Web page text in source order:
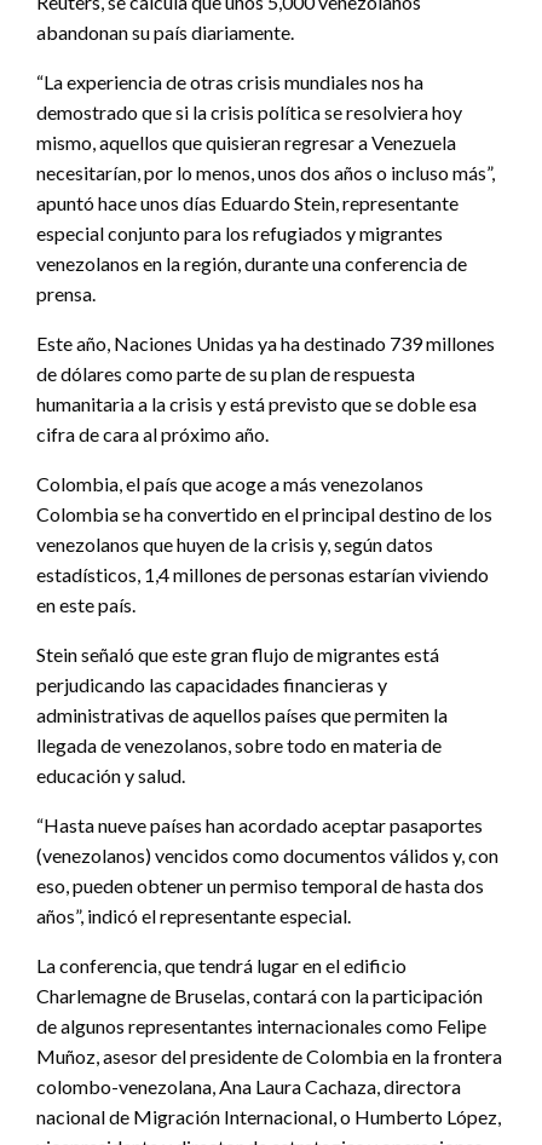
abandonan su país diariamente.
“La experiencia de otras crisis mundiales nos ha
demostrado que si la crisis política se resolviera hoy
mismo, aquellos que quisieran regresar a Venezuela
necesitarían, por lo menos, unos dos años o incluso más”,
apuntó hace unos días Eduardo Stein, representante
especial conjunto para los refugiados y migrantes
venezolanos en la región, durante una conferencia de
prensa.
Este año, Naciones Unidas ya ha destinado 739 millones
de dólares como parte de su plan de respuesta
humanitaria a la crisis y está previsto que se doble esa
cifra de cara al próximo año.
Colombia, el país que acoge a más venezolanos
Colombia se ha convertido en el principal destino de los
venezolanos que huyen de la crisis y, según datos
estadísticos, 1,4 millones de personas estarían viviendo
en este país.
Stein señaló que este gran flujo de migrantes está
perjudicando las capacidades financieras y
administrativas de aquellos países que permiten la
llegada de venezolanos, sobre todo en materia de
educación y salud.
“Hasta nueve países han acordado aceptar pasaportes
(venezolanos) vencidos como documentos válidos y, con
eso, pueden obtener un permiso temporal de hasta dos
años”, indicó el representante especial.
La conferencia, que tendrá lugar en el edificio
Charlemagne de Bruselas, contará con la participación
de algunos representantes internacionales como Felipe
Muñoz, asesor del presidente de Colombia en la frontera
colombo-venezolana, Ana Laura Cachaza, directora
nacional de Migración Internacional, o Humberto López,